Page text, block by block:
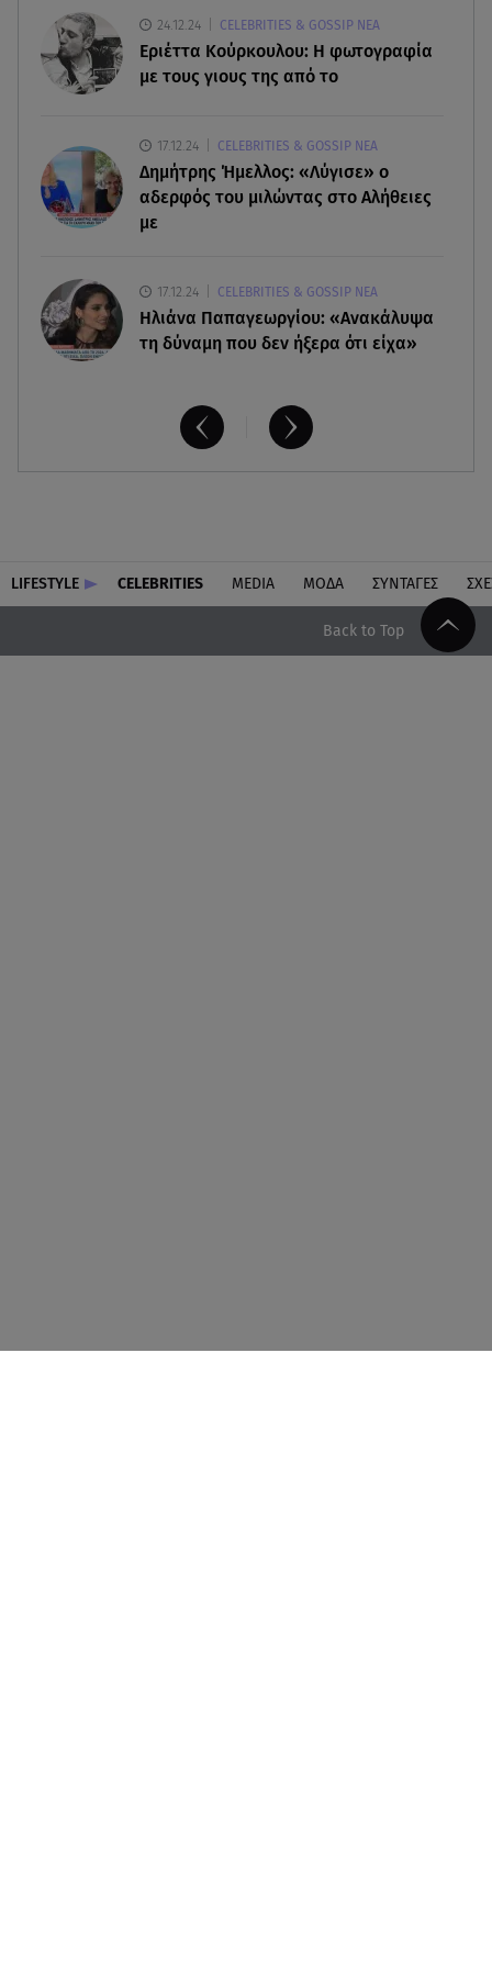
07.08.26 , 11:02
Ταϊλάνδη: Μαθητής άνοιξε πυρ σε σχολείο -
Τουλάχιστον 8 νεκροί
Μαρία Μενούνος: Τα στιγμιότυπα με ελληνικό
άρωμα και ο απολογισμός
24.12.24 CELEBRITIES & GOSSIP ΝΕΑ
Εριέττα Κούρκουλου: Η φωτογραφία
με τους γιους της από το
17.12.24 CELEBRITIES & GOSSIP ΝΕΑ
Δημήτρης Ήμελλος: «Λύγισε» ο
αδερφός του μιλώντας στο Αλήθειες
με
17.12.24 CELEBRITIES & GOSSIP ΝΕΑ
Ηλιάνα Παπαγεωργίου: «Ανακάλυψα
τη δύναμη που δεν ήξερα ότι είχα»
LIFESTYLE CELEBRITIES MEDIA ΜΟΔΑ ΣΥΝΤΑΓΕΣ
Back to Top